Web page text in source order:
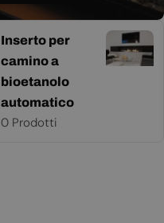
Inserto per
camino a
bioetanolo
automatico
0 Prodotti